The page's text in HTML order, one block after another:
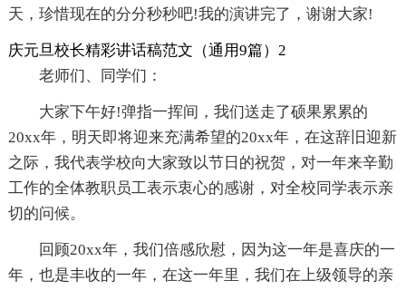
天，珍惜现在的分分秒秒吧!我的演讲完了，谢谢大家!
庆元旦校长精彩讲话稿范文（通用9篇）2
老师们、同学们：
大家下午好!弹指一挥间，我们送走了硕果累累的
20xx年，明天即将迎来充满希望的20xx年，在这辞旧迎新
之际，我代表学校向大家致以节日的祝贺，对一年来辛勤
工作的全体教职员工表示衷心的感谢，对全校同学表示亲
切的问候。
回顾20xx年，我们倍感欣慰，因为这一年是喜庆的一
年，也是丰收的一年，在这一年里，我们在上级领导的亲